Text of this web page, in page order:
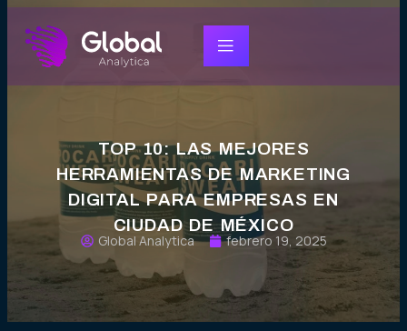
TOP 10: LAS MEJORES
HERRAMIENTAS DE MARKETING
DIGITAL PARA EMPRESAS EN
CIUDAD DE MÉXICO
Global Analytica febrero 19, 2025